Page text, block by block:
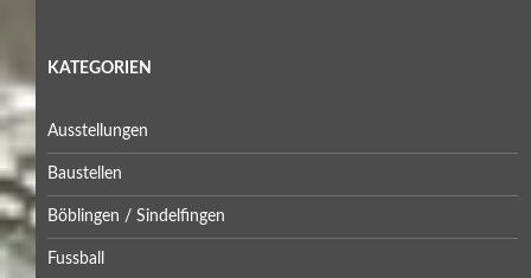
KATEGORIEN
Ausstellungen
Baustellen
Böblingen / Sindelfingen
Fussball